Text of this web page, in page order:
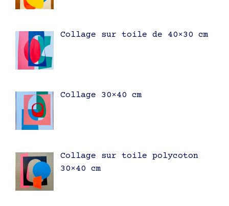
Collage sur toile de 40×30 cm
Collage 30×40 cm
Collage sur toile polycoton
30×40 cm